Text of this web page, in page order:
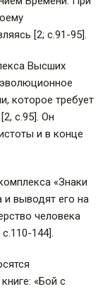
[2; с.91-95].
Высших
которое требует
с.95]. Он
и в конце
«Знаки
и выводят его на
человека
144].
«Бой с